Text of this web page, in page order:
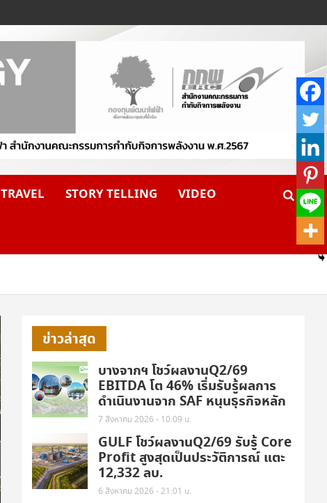
TRAVEL STORY TELLING VIDEO
ข่าวล่าสุด
บางจากฯ โชว์ผลงานQ2/69
EBITDA โต 46% เริ่มรับรู้ผลการ
ดำเนินงานจาก SAF หนุนธุรกิจหลัก
7 สิงหาคม 2026 - 10:09 น.
GULF โชว์ผลงานQ2/69 รับรู้ Core
Profit สูงสุดเป็นประวัติการณ์ แตะ
12,332 ลบ.
6 สิงหาคม 2026 - 21:01 น.